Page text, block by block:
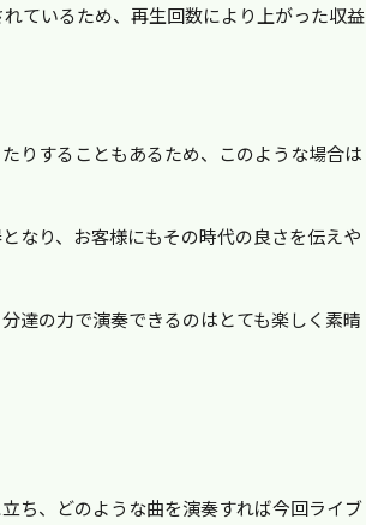
ているため、再生回数により上がった収益
りすることもあるため、このような場合は
なり、お客様にもその時代の良さを伝えや
達の力で演奏できるのはとても楽しく素晴
ち、どのような曲を演奏すれば今回ライブ